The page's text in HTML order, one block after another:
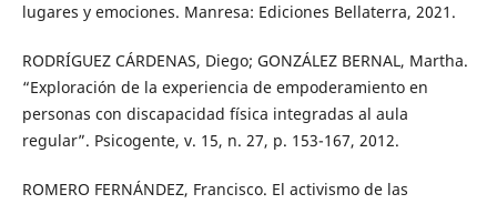
lugares y emociones. Manresa: Ediciones Bellaterra, 2021.
RODRÍGUEZ CÁRDENAS, Diego; GONZÁLEZ BERNAL, Martha.
“Exploración de la experiencia de empoderamiento en
personas con discapacidad física integradas al aula
regular”. Psicogente, v. 15, n. 27, p. 153-167, 2012.
ROMERO FERNÁNDEZ, Francisco. El activismo de las